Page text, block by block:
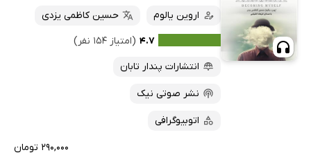
پرفروش‌ها
پربحث‌ها
ارزان ترین‌ها
کتاب‌های متنی
اروین یالوم
حسین کاظمی یزدی
۴.۷ (امتیاز ۱۵۴ نفر)
انتشارات پندار تابان
نشر صوتی نیک
اتوبیوگرافی
۲۹۰,۰۰۰ تومان